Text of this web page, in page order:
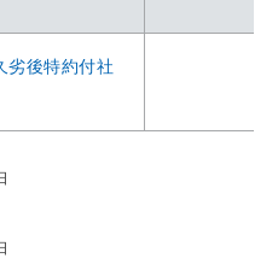
劣後特約付社